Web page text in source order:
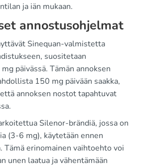
ja iän mukaan.
annostusohjelmat
Sinequan-valmistetta
suositetaan
päivässä. Tämän annoksen
150 mg päivään saakka,
annoksen nostot tapahtuvat
Silenor-brändiä, jossa on
(3-6 mg), käytetään ennen
Tämä erinomainen vaihtoehto voi
unen laatua ja vähentämään